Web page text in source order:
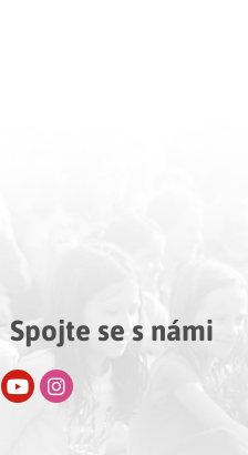
Spojte se s námi
FacebookYoutube